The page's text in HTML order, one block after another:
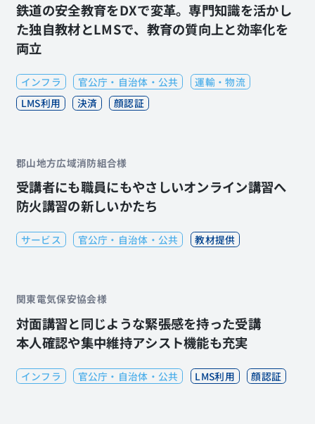
鉄道の安全教育をDXで変革。専門知識を活かし
た独自教材とLMSで、教育の質向上と効率化を
両立
インフラ 官公庁・自治体・公共
運輸・物流
LMS利用
決済 顔認証
郡山地方広域消防組合様
受講者にも職員にもやさしいオンライン講習へ
防火講習の新しいかたち
サービス 官公庁・自治体・公共 教材提供
関東電気保安協会様
対面講習と同じような緊張感を持った受講
本人確認や集中維持アシスト機能も充実
インフラ 官公庁・自治体・公共 LMS利用 顔認証